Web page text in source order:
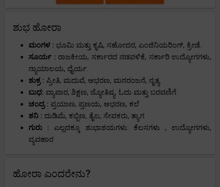
ಶುಭ ಹೋರಾ
ಮಂಗಳ : ಭೂಮಿ ಮತ್ತು ಕೃಷಿ, ಸಹೋದರ, ಎಂಜಿನಿಯರಿಂಗ್, ಕ್ರೀಡೆ.
ಸೂರ್ಯ : ರಾಜಕೀಯ, ಸರ್ಕಾರದ ನಡವಳಿಕೆ, ಸರ್ಕಾರಿ ಉದ್ಯೋಗಗಳು,
ನ್ಯಾಯಾಲಯ, ಧೈರ್ಯ.
ಶುಕ್ರ : ಪ್ರೀತಿ, ಮದುವೆ, ಆಭರಣ, ಮನರಂಜನೆ, ನೃತ್ಯ.
ಬುಧ: ವ್ಯಾಪಾರ, ಶಿಕ್ಷಣ, ಜ್ಯೋತಿಷ್ಯ, ಓದು ಮತ್ತು ಬರವಣಿಗೆ
ಚಂದ್ರ : ಪ್ರಯಾಣ, ಪ್ರಣಯ, ಆಭರಣ, ಕಲೆ
ಶನಿ : ದುಡಿಮೆ, ಕಬ್ಬಿಣ, ತೈಲ, ಸೇವಕರು, ತ್ಯಾಗ
ಗುರು : ಎಲ್ಲದಕ್ಕೂ ಶುಭಾಶಯಗಳು: ಕೆಲಸಗಳು , ಉದ್ಯೋಗಗಳು,
ವ್ಯವಹಾರ
ಹೋರಾ ಎಂದರೇನು?